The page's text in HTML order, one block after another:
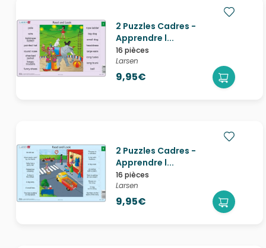
2 Puzzles Cadres -
Apprendre l...
16 pièces
Larsen
9,95€
2 Puzzles Cadres -
Apprendre l...
16 pièces
Larsen
9,95€